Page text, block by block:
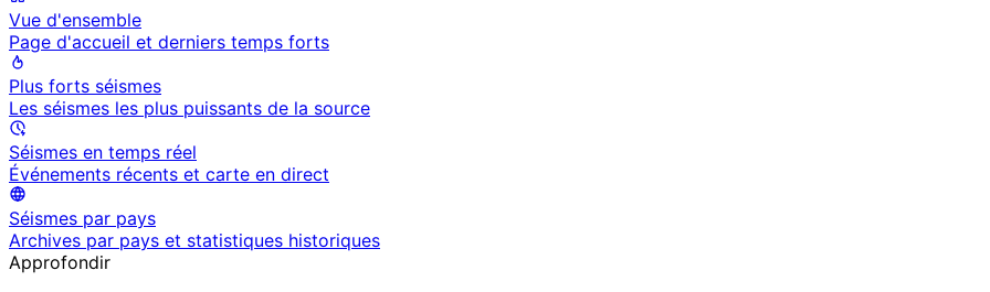
Vue d'ensemble
Page d'accueil et derniers temps forts
Plus forts séismes
Les séismes les plus puissants de la source
Séismes en temps réel
Événements récents et carte en direct
Séismes par pays
Archives par pays et statistiques historiques
Approfondir